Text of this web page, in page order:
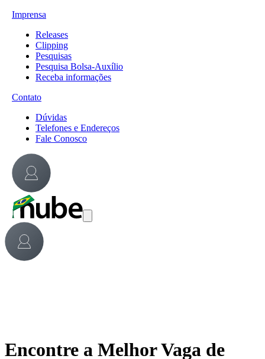
Imprensa
Releases
Clipping
Pesquisas
Pesquisa Bolsa-Auxílio
Receba informações
Contato
Dúvidas
Telefones e Endereços
Fale Conosco
Encontre a Melhor Vaga de